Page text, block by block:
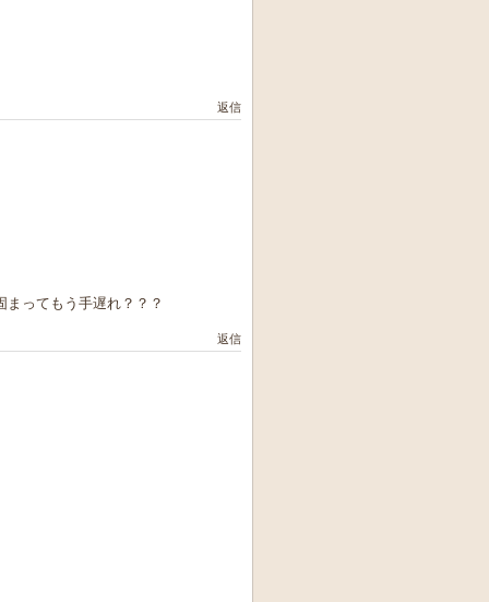
返信
ってもう手遅れ？？？
返信